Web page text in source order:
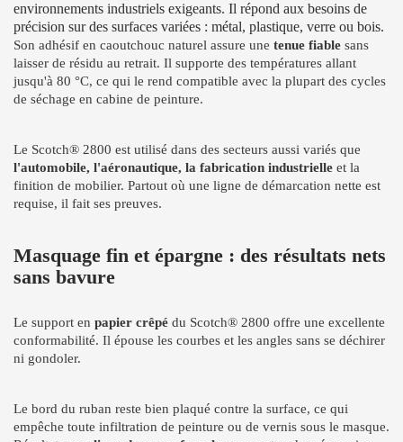
environnements industriels exigeants. Il répond aux besoins de
précision sur des surfaces variées : métal, plastique, verre ou bois.
Son adhésif en caoutchouc naturel assure une tenue fiable sans
laisser de résidu au retrait. Il supporte des températures allant
jusqu'à 80 °C, ce qui le rend compatible avec la plupart des cycles
de séchage en cabine de peinture.
Le Scotch® 2800 est utilisé dans des secteurs aussi variés que
l'automobile, l'aéronautique, la fabrication industrielle et la
finition de mobilier. Partout où une ligne de démarcation nette est
requise, il fait ses preuves.
Masquage fin et épargne : des résultats nets
sans bavure
Le support en papier crêpé du Scotch® 2800 offre une excellente
conformabilité. Il épouse les courbes et les angles sans se déchirer
ni gondoler.
Le bord du ruban reste bien plaqué contre la surface, ce qui
empêche toute infiltration de peinture ou de vernis sous le masque.